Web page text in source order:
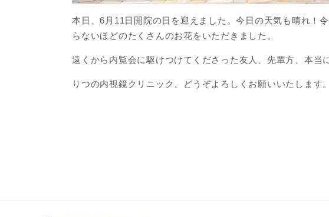
本日、6月11日開院の日を迎えました。今日の天気も晴れ！
らないほどのたくさんのお花をいただきました。
遠くから内覧会に駆けつけてくださった友人、先輩方、本当
りつの内視鏡クリニック、どうぞよろしくお願いいたします。